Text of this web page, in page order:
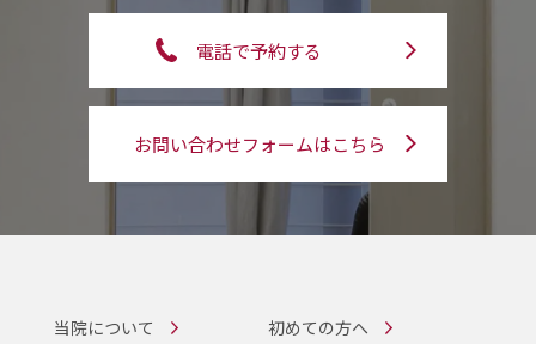
電話で予約する
お問い合わせフォームはこちら
当院について
初めての方へ